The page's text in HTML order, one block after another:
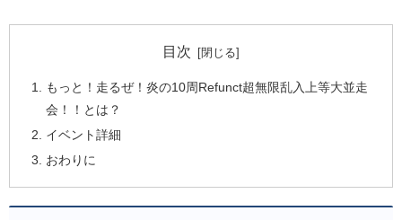
目次
もっと！走るぜ！炎の10周Refunct超無限乱入上等大並走
会！！とは？
イベント詳細
おわりに